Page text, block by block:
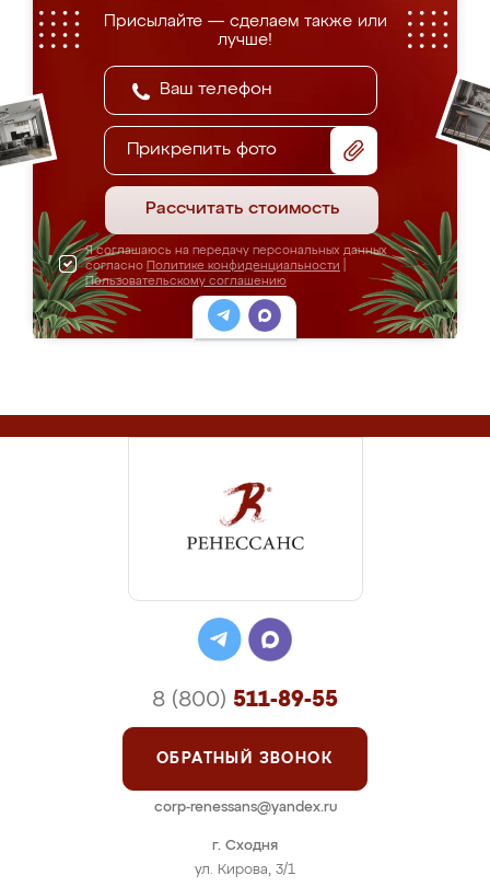
Присылайте — сделаем также или
лучше!
Прикрепить фото
Рассчитать стоимость
Я соглашаюсь на передачу персональных данных
согласно Политике конфиденциальности
Пользовательскому соглашению
г. Сходня
ул. Кирова, 3/1
8 (800) 511-89-55
ОБРАТНЫЙ ЗВОНОК
corp-renessans@yandex.ru